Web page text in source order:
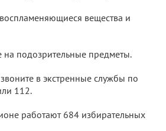
вещества и
на подозрительные предметы.
в экстренные службы по
112.
работают 684 избирательных